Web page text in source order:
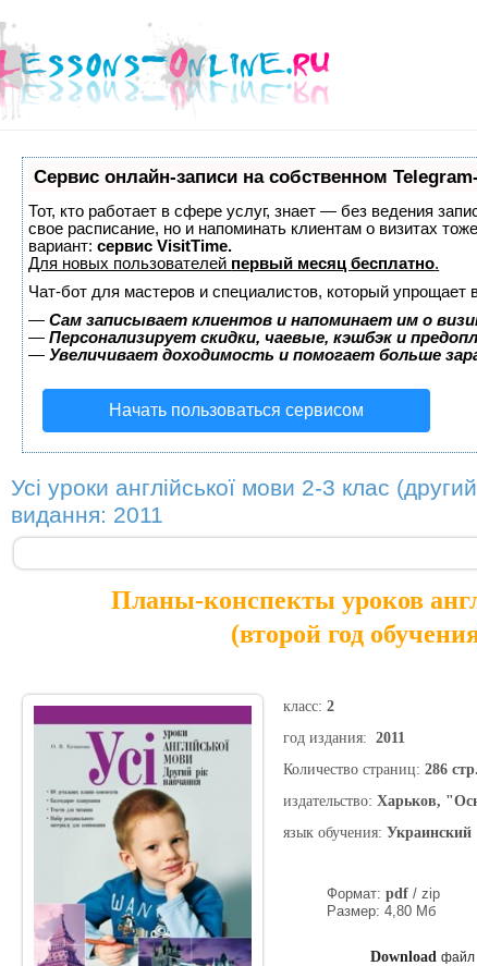
Сервис онлайн-записи на собственном
Тот, кто работает в сфере услуг, знает — без ведения
свое расписание, но и напоминать клиентам о визитах
вариант:сервис VisitTime.
Для новых пользователей первый месяц бесплатно.
Чат-бот для мастеров и специалистов, который упрощает
—Сам записывает клиентов и напоминает им о
—Персонализирует скидки, чаевые, кэшбэк и
—Увеличивает доходимость и помогает больше
Начать пользоваться сервисом
Усі уроки англійської мови 2-3 клас
видання: 2011
Планы-конспекты уроков
(второй год
класс:2
год издания:2011
Количество страниц:286 стр.
издательство:Харьков,
язык обучения:Украинский
Формат:pdf / zip
Размер: 4,80 Мб
Download